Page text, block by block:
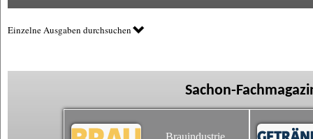
Einzelne Ausgaben durchsuchen
Sachon-
Brauindustrie